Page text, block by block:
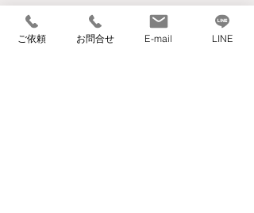
ご依頼 お問合せ E-mail LINE